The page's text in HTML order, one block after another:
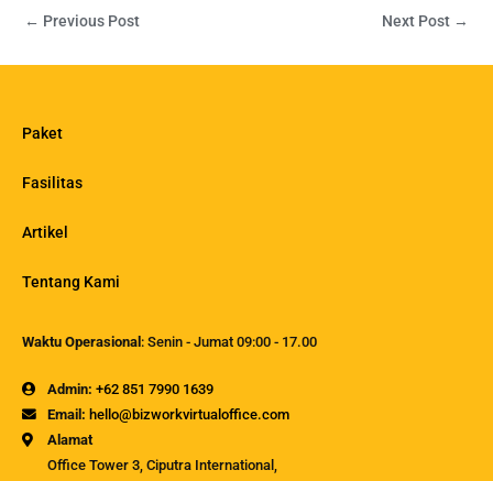
← Previous Post Next Post →
Paket
Fasilitas
Artikel
Tentang Kami
Waktu Operasional : Senin - Jumat 09:00 - 17.00
Admin: +62 851 7990 1639
Email: hello@bizworkvirtualoffice.com
Alamat
Office Tower 3, Ciputra International,